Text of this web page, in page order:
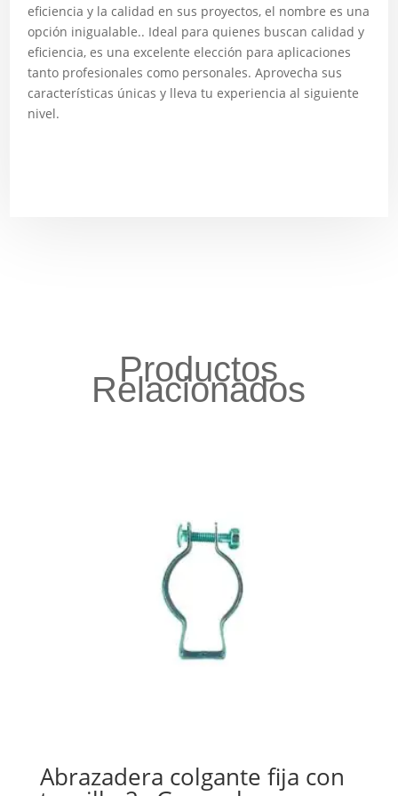
eficiencia y la calidad en sus proyectos, el nombre es una
opción inigualable.. Ideal para quienes buscan calidad y
eficiencia, es una excelente elección para aplicaciones
tanto profesionales como personales. Aprovecha sus
características únicas y lleva tu experiencia al siguiente
nivel.
Productos
Relacionados
Abrazadera colgante fija con